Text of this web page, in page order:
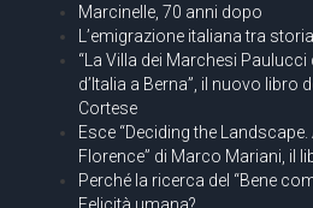
Marcinelle, 70 anni dopo
L’emigrazione italiana tra
“La Villa dei Marchesi Paulucci
d’Italia a Berna”, il nuovo libro
Cortese
Esce “Deciding the
Florence” di Marco Mariani, il
Perché la ricerca del “Bene